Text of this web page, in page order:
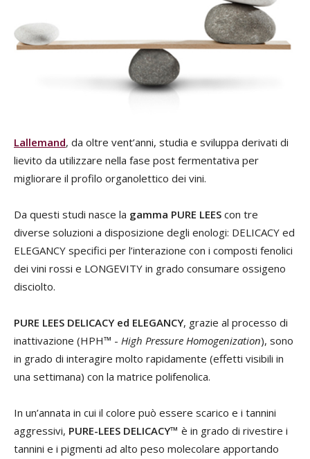
Lallemand, da oltre vent’anni, studia e sviluppa derivati di
lievito da utilizzare nella fase post fermentativa per
migliorare il profilo organolettico dei vini.
Da questi studi nasce la gamma PURE LEES con tre
diverse soluzioni a disposizione degli enologi: DELICACY ed
ELEGANCY specifici per l’interazione con i composti fenolici
dei vini rossi e LONGEVITY in grado consumare ossigeno
disciolto.
PURE LEES DELICACY ed ELEGANCY, grazie al processo di
inattivazione (HPH™ - High Pressure Homogenization), sono
in grado di interagire molto rapidamente (effetti visibili in
una settimana) con la matrice polifenolica.
In un’annata in cui il colore può essere scarico e i tannini
aggressivi, PURE-LEES DELICACY™ è in grado di rivestire i
tannini e i pigmenti ad alto peso molecolare apportando